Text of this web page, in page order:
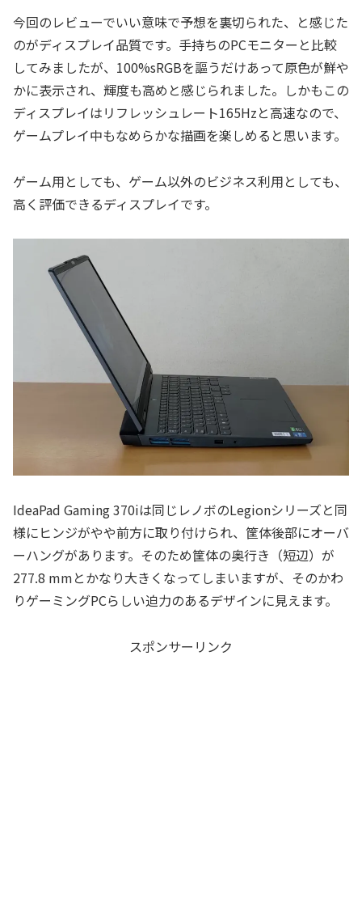
今回のレビューでいい意味で予想を裏切られた、と感じた
のがディスプレイ品質です。手持ちのPCモニターと比較
してみましたが、100%sRGBを謳うだけあって原色が鮮や
かに表示され、輝度も高めと感じられました。しかもこの
ディスプレイはリフレッシュレート165Hzと高速なので、
ゲームプレイ中もなめらかな描画を楽しめると思います。
ゲーム用としても、ゲーム以外のビジネス利用としても、
高く評価できるディスプレイです。
IdeaPad Gaming 370iは同じレノボのLegionシリーズと同
様にヒンジがやや前方に取り付けられ、筐体後部にオーバ
ーハングがあります。そのため筐体の奥行き（短辺）が
277.8 mmとかなり大きくなってしまいますが、そのかわ
りゲーミングPCらしい迫力のあるデザインに見えます。
スポンサーリンク